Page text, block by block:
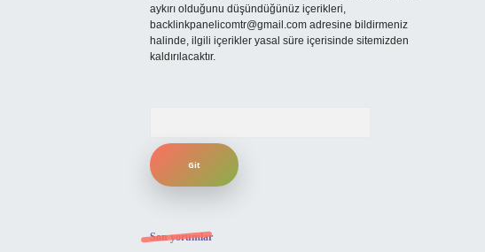
aykırı olduğunu düşündüğünüz içerikleri,
backlinkpanelicomtr@gmail.comadresine bildirmeniz
halinde, ilgili içerikler yasal süre içerisinde sitemizden
kaldırılacaktır.
Son yorumlar